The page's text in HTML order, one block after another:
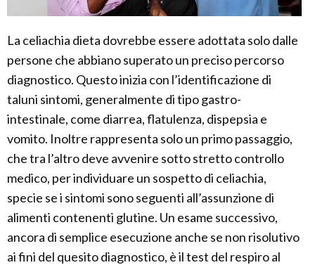
La celiachia dieta dovrebbe essere adottata solo dalle
persone che abbiano superato un preciso percorso
diagnostico. Questo inizia con l’identificazione di
taluni sintomi, generalmente di tipo gastro-
intestinale, come diarrea, flatulenza, dispepsia e
vomito. Inoltre rappresenta solo un primo passaggio,
che tra l’altro deve avvenire sotto stretto controllo
medico, per individuare un sospetto di celiachia,
specie se i sintomi sono seguenti all’assunzione di
alimenti contenenti glutine. Un esame successivo,
ancora di semplice esecuzione anche se non risolutivo
ai fini del quesito diagnostico, è il test del respiro al